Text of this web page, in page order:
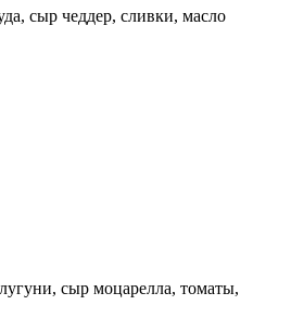
сыр чеддер, сливки, масло
сыр моцарелла, томаты,